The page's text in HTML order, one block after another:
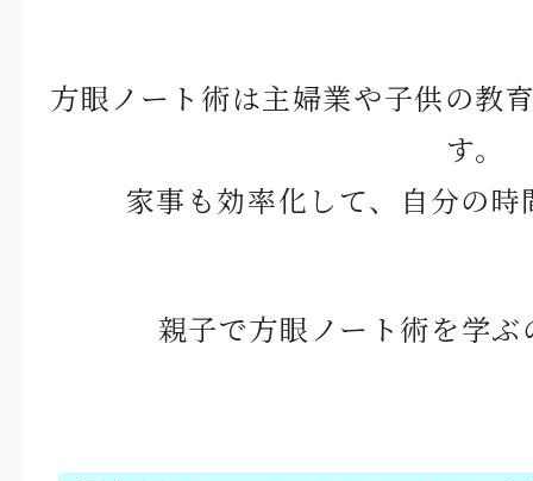
方眼ノート術は主婦業や子供の教
す。
家事も効率化して、自分の
親子で方眼ノート術を学